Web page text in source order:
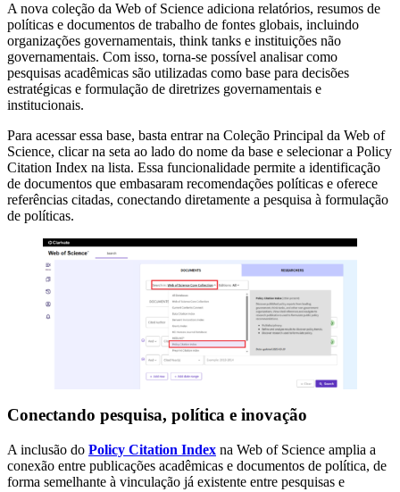
A nova coleção da Web of Science adiciona relatórios, resumos de
políticas e documentos de trabalho de fontes globais, incluindo
organizações governamentais, think tanks e instituições não
governamentais. Com isso, torna-se possível analisar como
pesquisas acadêmicas são utilizadas como base para decisões
estratégicas e formulação de diretrizes governamentais e
institucionais.
Para acessar essa base, basta entrar na Coleção Principal da Web of
Science, clicar na seta ao lado do nome da base e selecionar a Policy
Citation Index na lista. Essa funcionalidade permite a identificação
de documentos que embasaram recomendações políticas e oferece
referências citadas, conectando diretamente a pesquisa à formulação
de políticas.
Conectando pesquisa, política e inovação
A inclusão do Policy Citation Index na Web of Science amplia a
conexão entre publicações acadêmicas e documentos de política, de
forma semelhante à vinculação já existente entre pesquisas e